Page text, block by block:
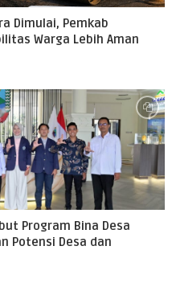
Dimulai, Pemkab
Warga Lebih Aman
Program Bina Desa
Potensi Desa dan